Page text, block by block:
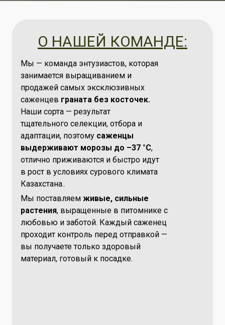
О НАШЕЙ КОМАНДЕ:
Мы — команда энтузиастов, которая
занимается выращиванием и
продажей самых эксклюзивных
саженцев граната без косточек.
Наши сорта — результат
тщательного селекции, отбора и
адаптации, поэтому саженцы
выдерживают морозы до –37 °C,
отлично приживаются и быстро идут
в рост в условиях сурового климата
Казахстана..
Мы поставляем живые, сильные
растения, выращенные в питомнике с
любовью и заботой. Каждый саженец
проходит контроль перед отправкой —
вы получаете только здоровый
материал, готовый к посадке.